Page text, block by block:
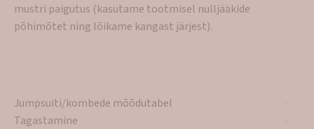
mustri paigutus (kasutame tootmisel nulljääkide
põhimõtet ning lõikame kangast järjest).
Jumpsuiti/kombede mõõdutabel
Tagastamine